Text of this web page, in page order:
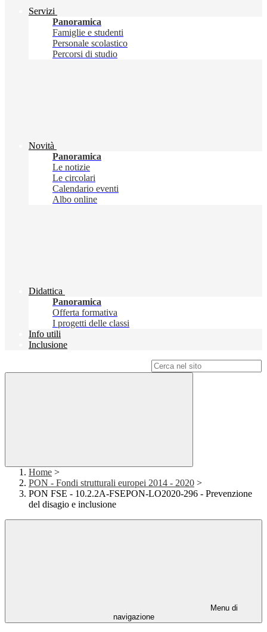
Servizi
Panoramica
Famiglie e studenti
Personale scolastico
Percorsi di studio
Novità
Panoramica
Le notizie
Le circolari
Calendario eventi
Albo online
Didattica
Panoramica
Offerta formativa
I progetti delle classi
Info utili
Inclusione
Home >
PON - Fondi strutturali europei 2014 - 2020 >
PON FSE - 10.2.2A-FSEPON-LO2020-296 - Prevenzione
del disagio e inclusione
Menu di
navigazione